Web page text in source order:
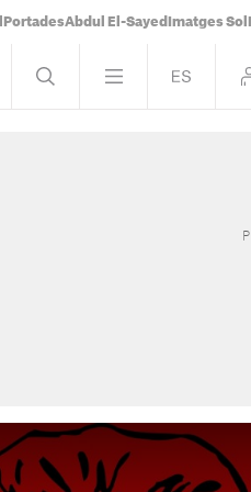
PortadesAbdul El-Sayed Imatges Sol